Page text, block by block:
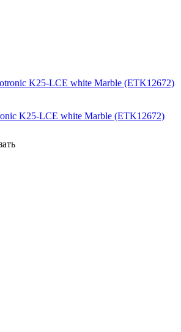
K25-LCE white Marble (ETK12672)